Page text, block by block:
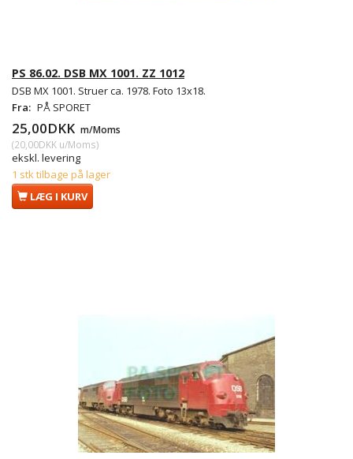
PS 86.02. DSB MX 1001. ZZ 1012
DSB MX 1001. Struer ca. 1978. Foto 13x18.
Fra: PÅ SPORET
25,00DKK m/Moms
(20,00DKK u/Moms)
ekskl. levering
1 stk tilbage på lager
LÆG I KURV